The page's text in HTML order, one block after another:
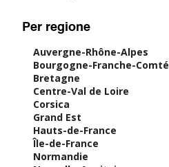
Per regione
Auvergne-Rhône-Alpes
Bourgogne-Franche-Comté
Bretagne
Centre-Val de Loire
Corsica
Grand Est
Hauts-de-France
Île-de-France
Normandie